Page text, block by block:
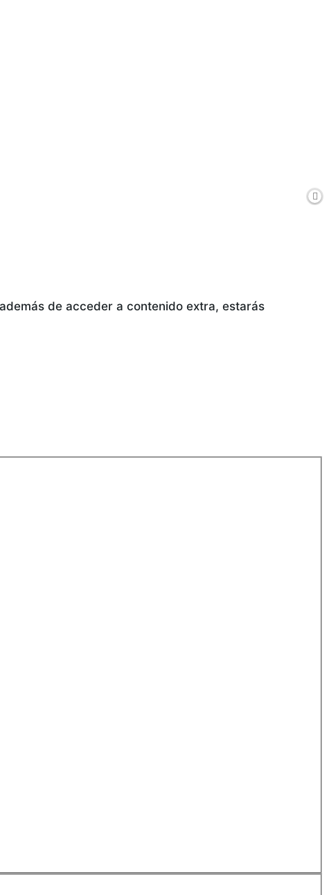
de acceder a contenido extra, estarás